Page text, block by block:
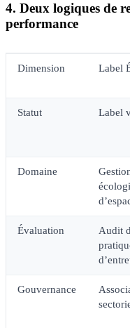
4. Deux logiques de
performance
Dimension Label
Statut Label
Domaine
Évaluation
Audit
Gouvernance